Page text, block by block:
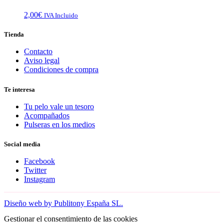
2,00€ IVA Incluido
Tienda
Contacto
Aviso legal
Condiciones de compra
Te interesa
Tu pelo vale un tesoro
Acompañados
Pulseras en los medios
Social media
Facebook
Twitter
Instagram
Diseño web by Publitony España SL.
Gestionar el consentimiento de las cookies